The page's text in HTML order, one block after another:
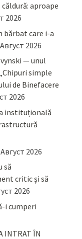
aproape
2026
bărbat care i-a
2026
— unul
simple
de Binefacere
2026
instituțională
2026
să
critic și să
2026
i cumperi
INTRAT ÎN